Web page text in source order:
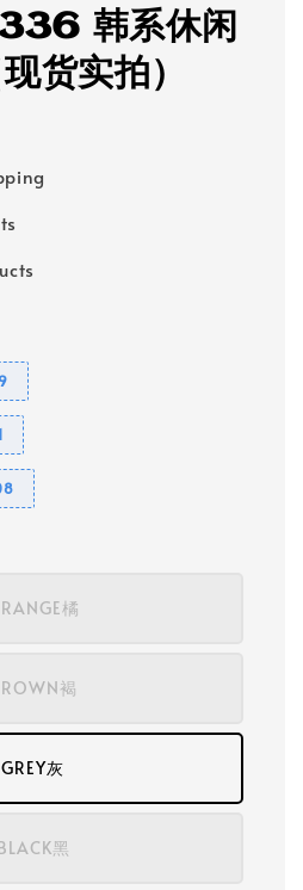
韩系休闲
货实拍）
橘
褐
GREY灰
黑